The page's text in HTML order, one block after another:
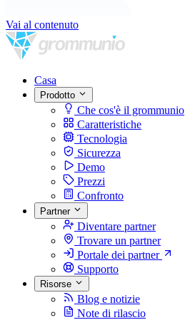
Vai al contenuto
Casa
Prodotto
Che cos'è il grommunio
Caratteristiche
Tecnologia
Sicurezza
Demo
Prezzi
Confronto
Partner
Diventare partner
Trovare un partner
Portale dei partner
Supporto
Risorse
Blog e notizie
Note di rilascio